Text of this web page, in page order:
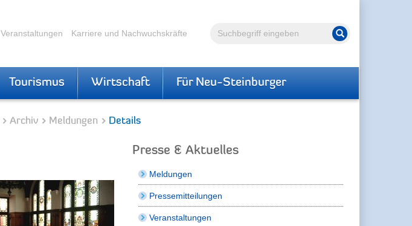
Volltextsuche Suche starten
Veranstaltungen Karriere und Nachwuchskräfte
Tourismus Wirtschaft Für Neu-Steinburger
Archiv Meldungen Details
Presse & Aktuelles
Meldungen
Pressemitteilungen
Veranstaltungen